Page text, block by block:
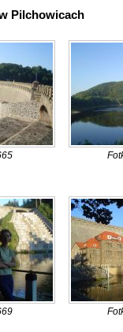
Pilchowicach